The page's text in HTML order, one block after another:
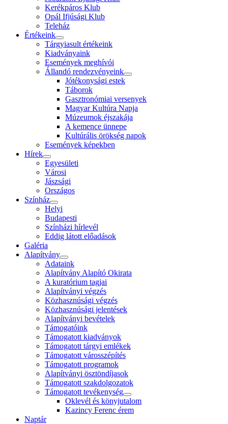
Kerékpáros Klub
Opál Ifjúsági Klub
Teleház
Értékeink
Tárgyiasult értékeink
Kiadványaink
Események meghívói
Állandó rendezvényeink
Jótékonysági estek
Táborok
Gasztronómiai versenyek
Magyar Kultúra Napja
Múzeumok éjszakája
A kemence ünnepe
Kultúrális örökség napok
Események képekben
Hírek
Egyesületi
Városi
Jászsági
Országos
Színház
Helyi
Budapesti
Színházi hírlevél
Eddig látott előadások
Galéria
Alapítvány
Adataink
Alapítvány Alapító Okirata
A kuratórium tagjai
Alapítványi végzés
Közhasznúsági végzés
Közhasznúsági jelentések
Alapítványi bevételek
Támogatóink
Támogatott kiadványok
Támogatott tárgyi emlékek
Támogatott városszépítés
Támogatott programok
Alapítványi ösztöndíjasok
Támogatott szakdolgozatok
Támogatott tevékenység
Oklevél és könyjutalom
Kazincy Ferenc érem
Naptár